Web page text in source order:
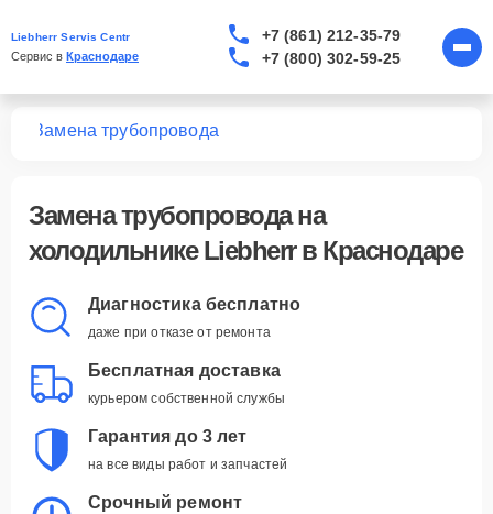
Liebherr Servis Centr
Сервис в Краснодаре
+7 (861) 212-35-79
+7 (800) 302-59-25
Замена трубопровода
Замена трубопроводана
холодильнике Liebherr в Краснодаре
Диагностика бесплатно
даже при отказе от ремонта
Бесплатная доставка
курьером собственной службы
Гарантия до 3 лет
на все виды работ и запчастей
Срочный ремонт